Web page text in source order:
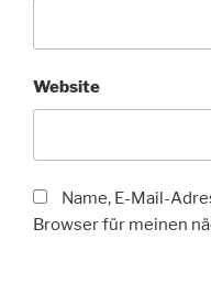
Website
Name, E-Mail-
Browser für meinen